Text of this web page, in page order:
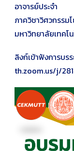
อาจารย์ประจำ
ภาควิชาวิศวกรรม
มหาวิทยาลัยเทคโ
ลิงก์เข้าฟังการบ
th.zoom.us/j/